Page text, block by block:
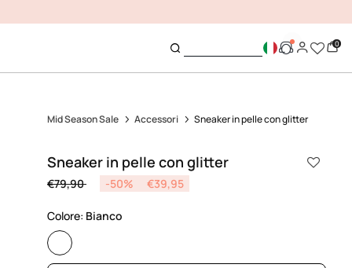
0
Mid Season Sale Accessori Sneaker in pelle con glitter
Sneaker in pelle con glitter
Price reduced from
€79,90to -50% €39,95
Colore: Bianco